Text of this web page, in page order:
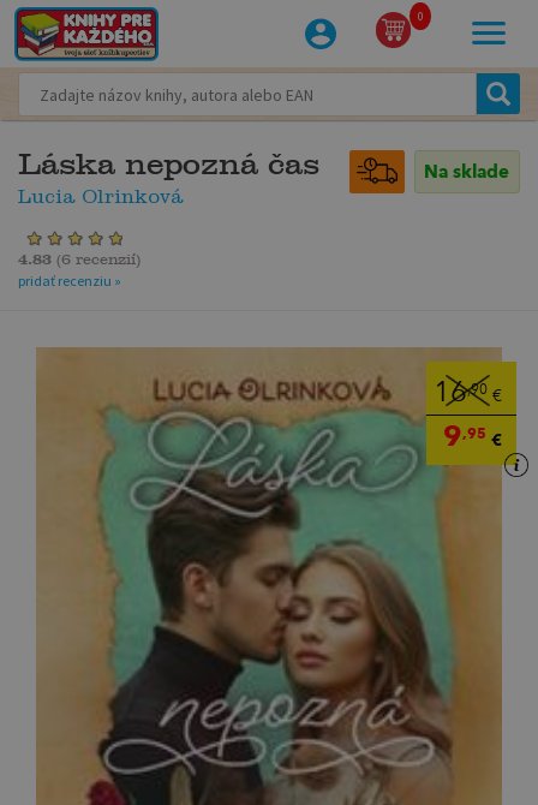
0
Láska nepozná čas
Lucia Olrinková
Na sklade
4.83 (6 recenzií)
pridať recenziu »
16,90 €
9,95 €